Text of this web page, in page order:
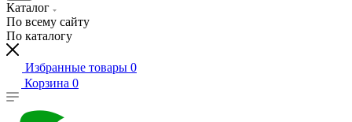
Каталог
По всему сайту
По каталогу
Избранные товары 0
Корзина 0